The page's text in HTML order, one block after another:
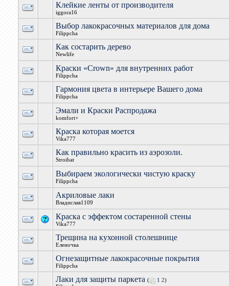
Клейкие ленты от производителя
iggora16
Выбор лакокрасочных материалов для дома
Filippcha
Как состарить дерево
Newlife
Краски «Crown» для внутренних работ
Filippcha
Гармония цвета в интерьере Вашего дома
Filippcha
Эмали и Краски Распродажа
komfort+
Краска которая моется
Vika777
Как правильно красить из аэрозоли.
Stroibat
Выбираем экологически чистую краску
Filippcha
Акриловые лаки
Владислав1109
Краска с эффектом состаренной стены
Vika777
Трещина на кухонной столешнице
Еленочка
Огнезащитные лакокрасочные покрытия
Filippcha
Лаки для защиты паркета ( 1 2)